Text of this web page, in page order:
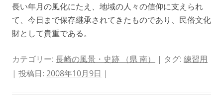
長い年月の風化にたえ、地域の人々の信仰に支えられ
て、今日まで保存継承されてきたものであり、民俗文化
財として貴重である。
カテゴリー: 長崎の風景・史跡 （県 南） | タグ: 練習用
| 投稿日: 2008年10月9日 |